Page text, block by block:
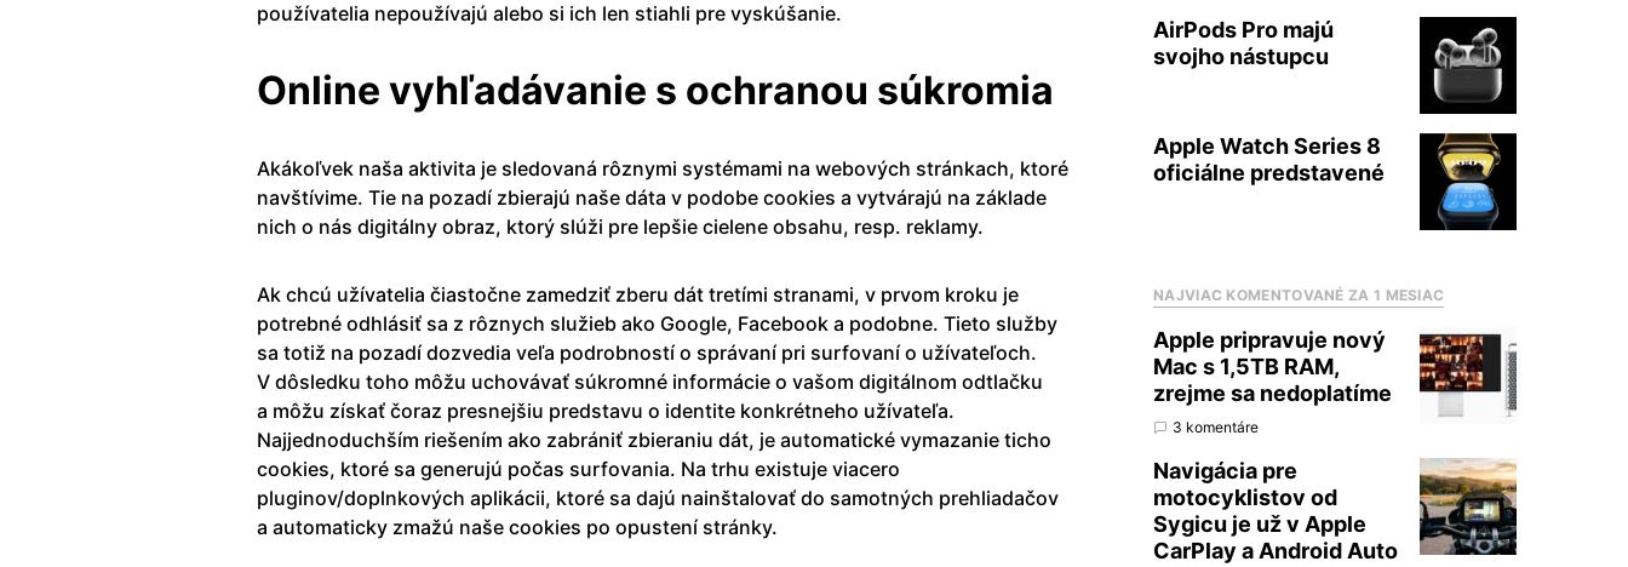
používatelia nepoužívajú alebo si ich len stiahli pre vyskúšanie.
Online vyhľadávanie s ochranou súkromia
Akákoľvek naša aktivita je sledovaná rôznymi systémami na webových stránkach, ktoré
navštívime. Tie na pozadí zbierajú naše dáta v podobe cookies a vytvárajú na základe
nich o nás digitálny obraz, ktorý slúži pre lepšie cielene obsahu, resp. reklamy.
Ak chcú užívatelia čiastočne zamedziť zberu dát tretími stranami, v prvom kroku je
potrebné odhlásiť sa z rôznych služieb ako Google, Facebook a podobne. Tieto služby
sa totiž na pozadí dozvedia veľa podrobností o správaní pri surfovaní o užívateľoch.
V dôsledku toho môžu uchovávať súkromné informácie o vašom digitálnom odtlačku
a môžu získať čoraz presnejšiu predstavu o identite konkrétneho užívateľa.
Najjednoduchším riešením ako zabrániť zbieraniu dát, je automatické vymazanie ticho
cookies, ktoré sa generujú počas surfovania. Na trhu existuje viacero
pluginov/doplnkových aplikácii, ktoré sa dajú nainštalovať do samotných prehliadačov
a automaticky zmažú naše cookies po opustení stránky.
AirPods Pro majú
svojho nástupcu
Apple Watch Series 8
oficiálne predstavené
NAJVIAC KOMENTOVANÉ ZA 1 MESIAC
Apple pripravuje nový
Mac s 1,5TB RAM,
zrejme sa nedoplatíme
3 komentáre
Navigácia pre
motocyklistov od
Sygicu je už v Apple
CarPlay a Android Auto